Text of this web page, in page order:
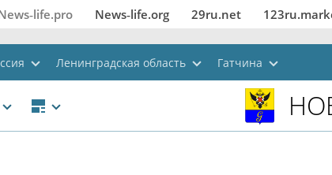
News‑life.org 29ru.net
Ленинградская область Гатчина